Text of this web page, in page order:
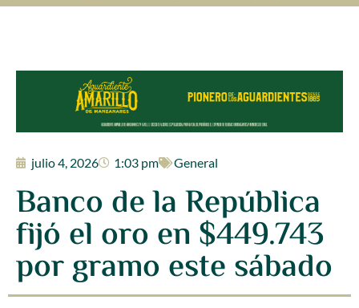
julio 4, 2026 1:03 pm General
Banco de la República
fijó el oro en $449.743
por gramo este sábado